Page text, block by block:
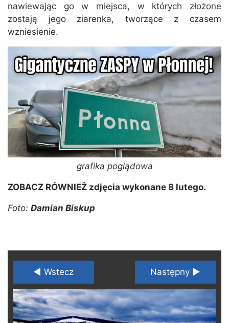
nawiewając go w miejsca, w których złożone
zostają jego ziarenka, tworzące z czasem
wzniesienie.
grafika poglądowa
ZOBACZ RÓWNIEŻ zdjęcia wykonane 8 lutego.
Foto: Damian Biskup
◄ Wstecz Następny ►